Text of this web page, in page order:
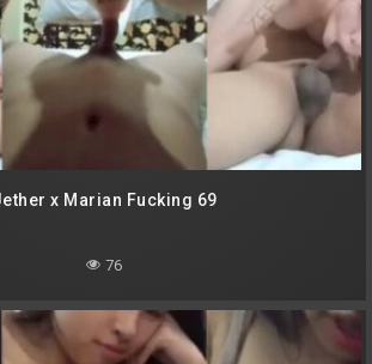
x Marian Fucking 69
76